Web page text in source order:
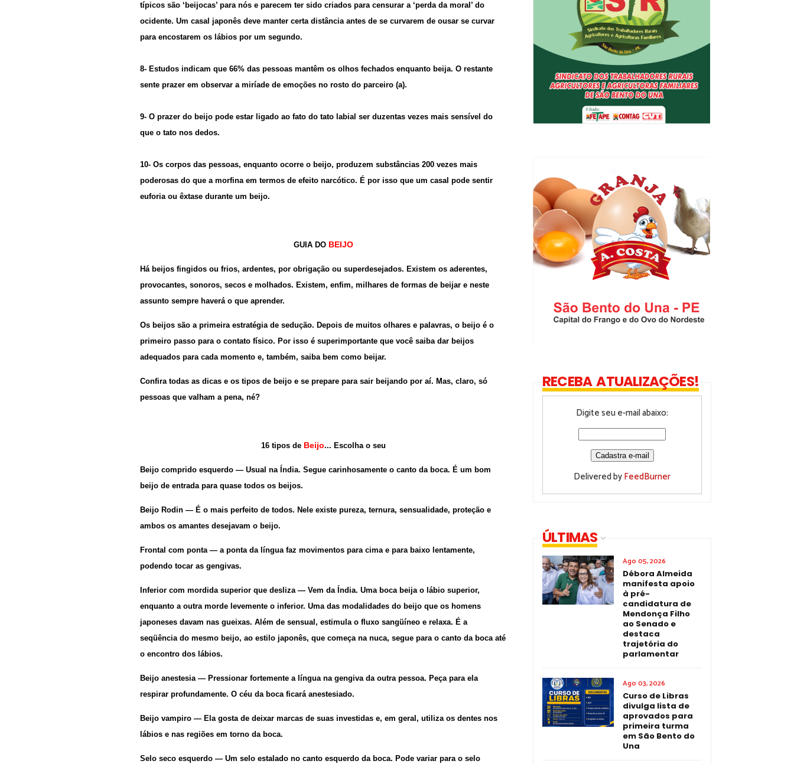
típicos são ‘beijocas’ para nós e parecem ter sido criados para censurar a ‘perda da moral’ do
ocidente. Um casal japonês deve manter certa distância antes de se curvarem de ousar se curvar
para encostarem os lábios por um segundo.
8- Estudos indicam que 66% das pessoas mantêm os olhos fechados enquanto beija. O restante
sente prazer em observar a miríade de emoções no rosto do parceiro (a).
9- O prazer do beijo pode estar ligado ao fato do tato labial ser duzentas vezes mais sensível do
que o tato nos dedos.
10- Os corpos das pessoas, enquanto ocorre o beijo, produzem substâncias 200 vezes mais
poderosas do que a morfina em termos de efeito narcótico. É por isso que um casal pode sentir
euforia ou êxtase durante um beijo.
GUIA DO BEIJO
Há beijos fingidos ou frios, ardentes, por obrigação ou superdesejados. Existem os aderentes,
provocantes, sonoros, secos e molhados. Existem, enfim, milhares de formas de beijar e neste
assunto sempre haverá o que aprender.
Os beijos são a primeira estratégia de sedução. Depois de muitos olhares e palavras, o beijo é o
primeiro passo para o contato físico. Por isso é superimportante que você saiba dar beijos
adequados para cada momento e, também, saiba bem como beijar.
Confira todas as dicas e os tipos de beijo e se prepare para sair beijando por aí. Mas, claro, só
pessoas que valham a pena, né?
16 tipos de Beijo... Escolha o seu
Beijo comprido esquerdo — Usual na Índia. Segue carinhosamente o canto da boca. É um bom
beijo de entrada para quase todos os beijos.
Beijo Rodin — É o mais perfeito de todos. Nele existe pureza, ternura, sensualidade, proteção e
ambos os amantes desejavam o beijo.
Frontal com ponta — a ponta da língua faz movimentos para cima e para baixo lentamente,
podendo tocar as gengivas.
Inferior com mordida superior que desliza — Vem da Índia. Uma boca beija o lábio superior,
enquanto a outra morde levemente o inferior. Uma das modalidades do beijo que os homens
japoneses davam nas gueixas. Além de sensual, estimula o fluxo sangüíneo e relaxa. É a
seqüência do mesmo beijo, ao estilo japonês, que começa na nuca, segue para o canto da boca até
o encontro dos lábios.
Beijo anestesia — Pressionar fortemente a língua na gengiva da outra pessoa. Peça para ela
respirar profundamente. O céu da boca ficará anestesiado.
Beijo vampiro — Ela gosta de deixar marcas de suas investidas e, em geral, utiliza os dentes nos
lábios e nas regiões em torno da boca.
Selo seco esquerdo — Um selo estalado no canto esquerdo da boca. Pode variar para o selo
RECEBA ATUALIZAÇÕES!
Digite seu e-mail abaixo:
Delivered byFeedBurner
ÚLTIMAS
Ago 05, 2026
Débora Almeida
manifesta apoio
à pré-
candidatura de
Mendonça Filho
ao Senado e
destaca
trajetória do
parlamentar
Ago 03, 2026
Curso de Libras
divulga lista de
aprovados para
primeira turma
em São Bento do
Una